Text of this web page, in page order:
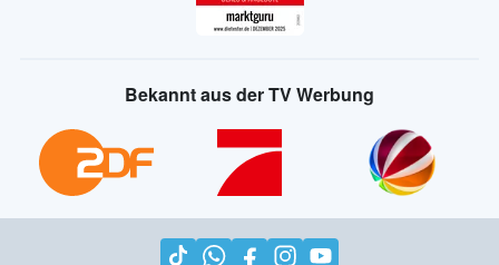
Bekannt aus der TV Werbung